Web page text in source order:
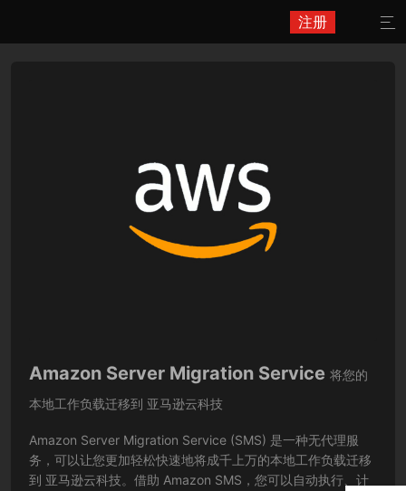
注册 
Amazon Server Migration Service 将您的
本地工作负载迁移到 亚马逊云科技
Amazon Server Migration Service (SMS) 是一种无代理服
务，可以让您更加轻松快速地将成千上万的本地工作负载迁移
到 亚马逊云科技。借助 Amazon SMS，您可以自动执行、计